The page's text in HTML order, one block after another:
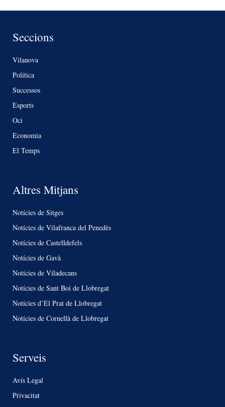
Seccions
Vilanova
Política
Successos
Esports
Oci
Economia
El Temps
Altres Mitjans
Notícies de Sitges
Notícies de Vilafranca del Penedès
Notícies de Castelldefels
Notícies de Gavà
Notícies de Viladecans
Notícies de Sant Boi de Llobregat
Notícies d’El Prat de Llobregat
Notícies de Cornellà de Llobregat
Serveis
Avís Legal
Privacitat